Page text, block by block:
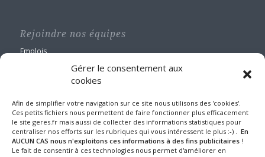
Gérer le consentement aux
cookies
Afin de simplifier votre navigation sur ce site nous utilisons des 'cookies'.
Ces petits fichiers nous permettent de faire fonctionner plus efficacement
le site geres.fr mais aussi de collecter des informations statistiques pour
centraliser nos efforts sur les rubriques qui vous intéressent le plus :-) . En
AUCUN CAS nous n'exploitons ces informations à des fins publicitaires !
Le fait de consentir à ces technologies nous permet d'améliorer en
Rejoindre nos équipes
Emplois
GERES Restauration
Maison Blanche
1 route de Nangis - BP 60588